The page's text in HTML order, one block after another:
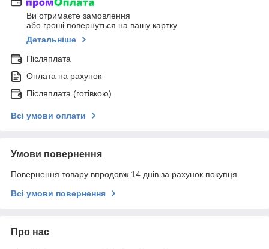
Ви отримаєте замовлення
або гроші повернуться на вашу картку
Детальніше
Післяплата
Оплата на рахунок
Післяплата (готівкою)
Всі умови оплати
Умови повернення
Повернення товару впродовж 14 днів за рахунок покупця
Всі умови повернення
Про нас